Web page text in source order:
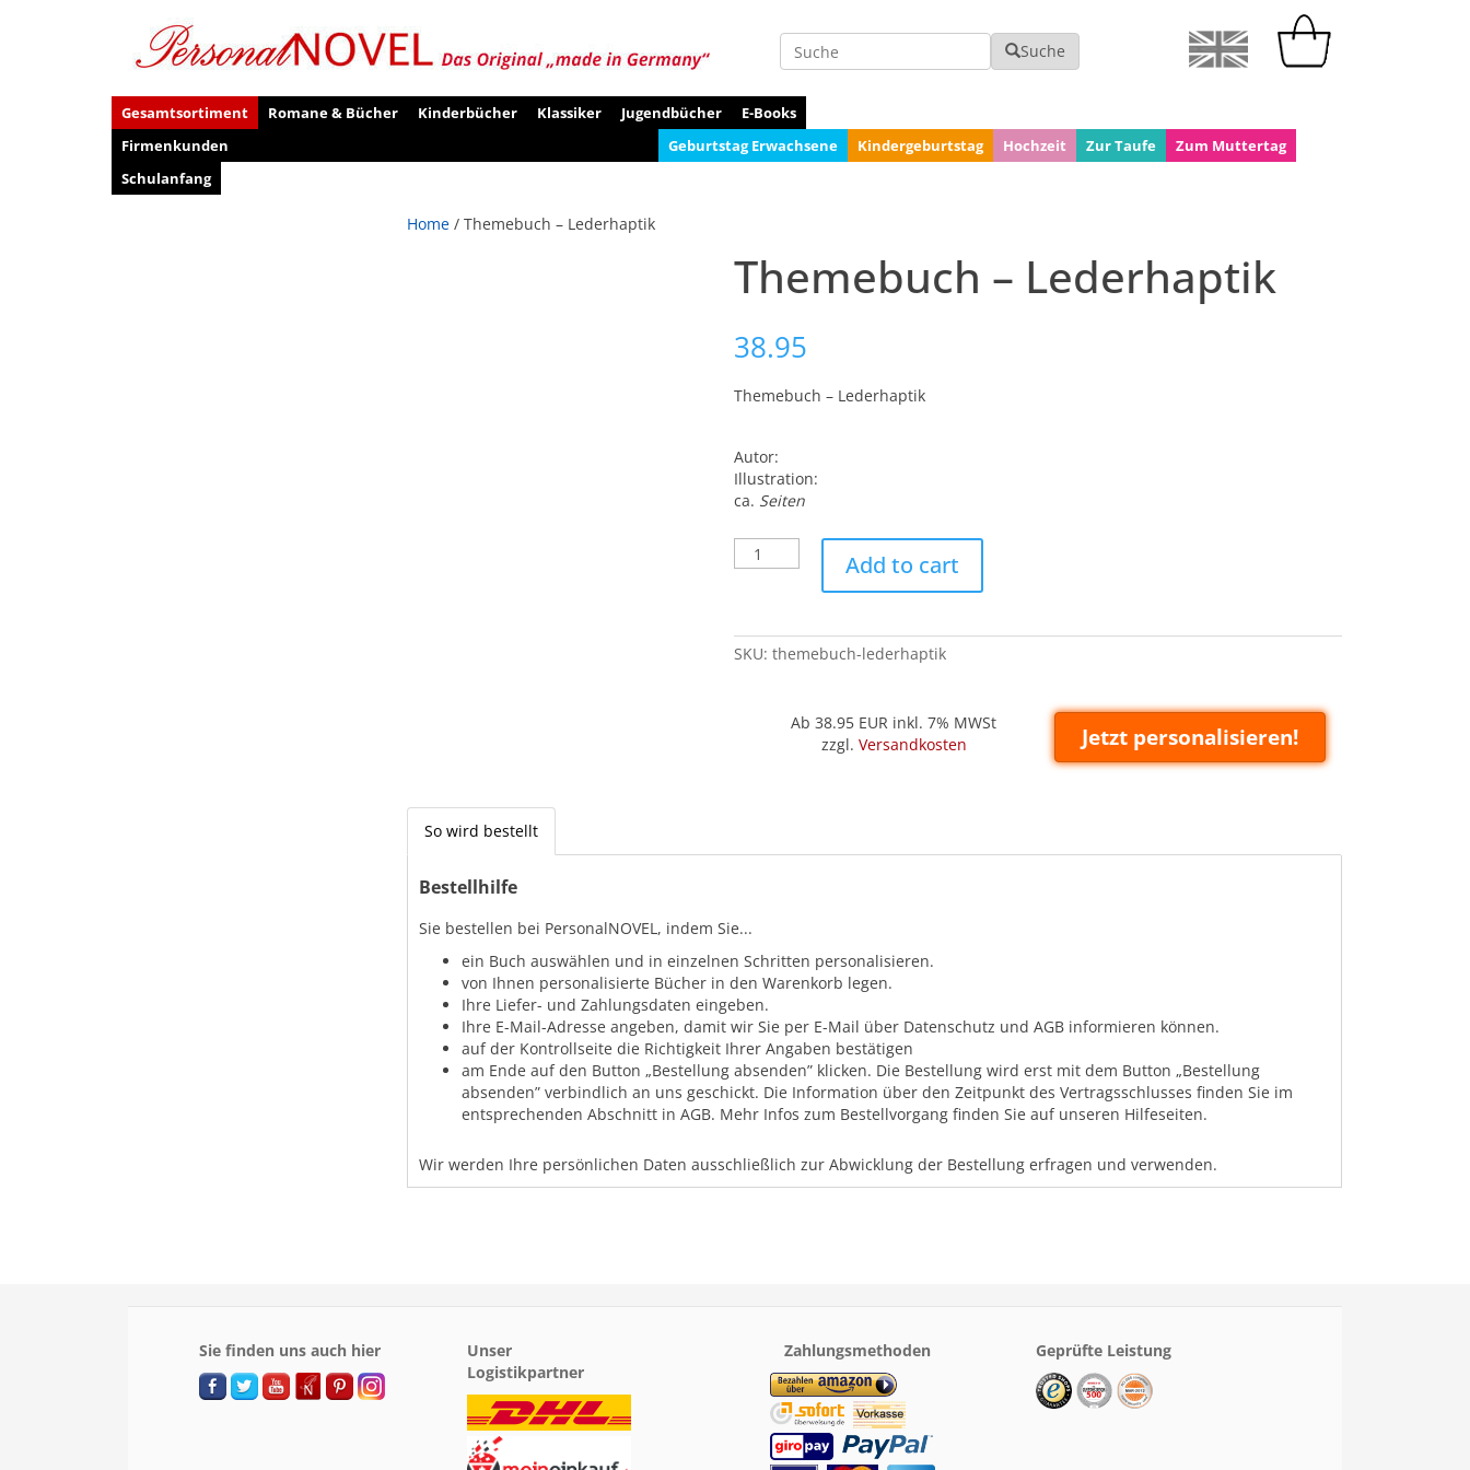
Suche Suche
Gesamtsortiment Romane & Bücher Kinderbücher Klassiker Jugendbücher
E-Books
Firmenkunden
Geburtstag Erwachsene Kindergeburtstag Hochzeit Zur Taufe
Zum Muttertag
Schulanfang
Home / Themebuch – Lederhaptik
Themebuch – Lederhaptik
38.95
Themebuch – Lederhaptik
Autor:
Illustration:
ca. Seiten
Themebuch
-
Lederhaptik
Add to cart
SKU: themebuch-lederhaptik
Ab 38.95 EUR inkl. 7% MWSt
zzgl. Versandkosten Jetzt personalisieren!
So wird bestellt
Bestellhilfe
Sie bestellen bei PersonalNOVEL, indem Sie...
ein Buch auswählen und in einzelnen Schritten personalisieren.
von Ihnen personalisierte Bücher in den Warenkorb legen.
Ihre Liefer- und Zahlungsdaten eingeben.
Ihre E-Mail-Adresse angeben, damit wir Sie per E-Mail über Datenschutz und AGB informieren können.
auf der Kontrollseite die Richtigkeit Ihrer Angaben bestätigen
am Ende auf den Button „Bestellung absenden” klicken. Die Bestellung wird erst mit dem Button „Bestellung
absenden” verbindlich an uns geschickt. Die Information über den Zeitpunkt des Vertragsschlusses finden Sie im
entsprechenden Abschnitt in AGB. Mehr Infos zum Bestellvorgang finden Sie auf unseren Hilfeseiten.
Wir werden Ihre persönlichen Daten ausschließlich zur Abwicklung der Bestellung erfragen und verwenden.
Sie finden uns auch hier
Unser
Logistikpartner
Zahlungsmethoden Geprüfte Leistung